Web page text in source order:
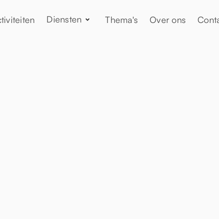
Diensten Thema's Over ons